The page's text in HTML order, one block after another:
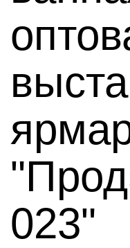
023"